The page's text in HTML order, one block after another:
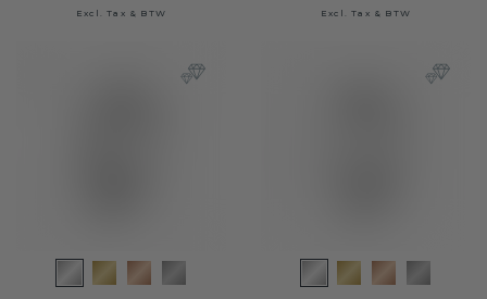
Excl. Tax & BTW Excl. Tax & BTW